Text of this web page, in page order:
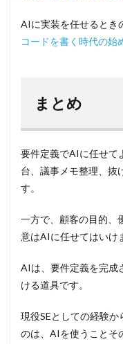
AIに実装を任せるとき
コードを書く時代の始
まとめ
要件定義でAIに任せて
台、議事メモ整理、抜
す。
一方で、顧客の目的、
意はAIに任せてはいけ
AIは、要件定義を完成
ける道具です。
現役SEとしての経験
のは、AIを使うことそ